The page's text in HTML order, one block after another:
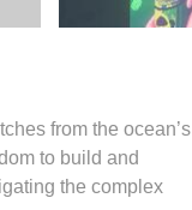
from the ocean’s
to build and
the complex